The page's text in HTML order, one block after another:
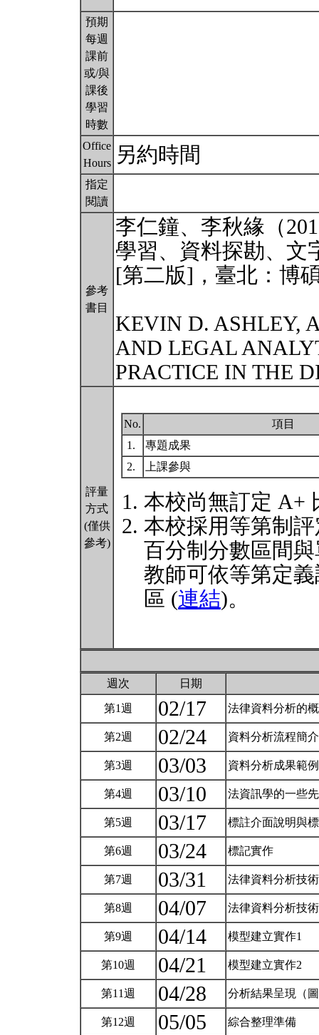
預期
每週
課前
或/與
課後
學習
時數
Office
Hours
另約時間
指定
閱讀
參考
書目
李仁鐘、李秋緣（
學習、資料探勘、文
[第二版]，臺北：博
KEVIN D. ASHLEY,
AND LEGAL
PRACTICE IN THE
評量
方式
(僅供
參考)
No.
項目
1.
專題成果
2.
上課參與
本校尚無訂定 A+
本校採用等第制
百分制分數區間
教師可依等第定
區 (連結)。
週次 日期
第1週 02/17 法律資料分析的
第2週 02/24 資料分析流程簡
第3週 03/03 資料分析成果範
第4週 03/10 法資訊學的一些
第5週 03/17 標註介面說明與
第6週 03/24 標記實作
第7週 03/31 法律資料分析技
第8週 04/07 法律資料分析技
第9週 04/14 模型建立實作1
第10週 04/21 模型建立實作2
第11週 04/28 分析結果呈現（
第12週 05/05 綜合整理準備